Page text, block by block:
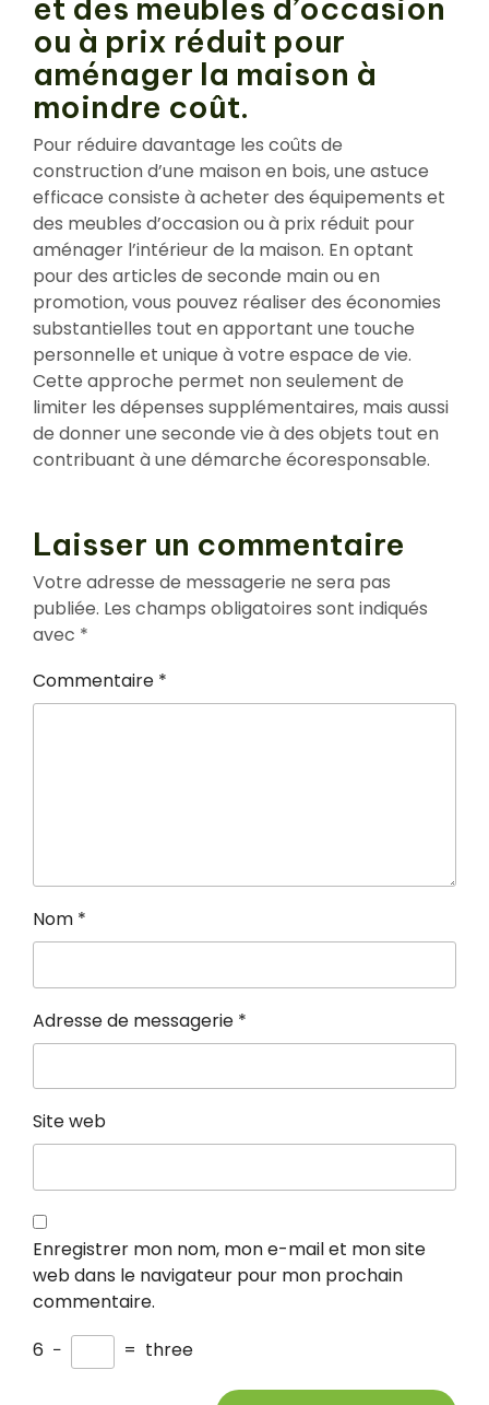
et des meubles d’occasion
ou à prix réduit pour
aménager la maison à
moindre coût.
Pour réduire davantage les coûts de
construction d’une maison en bois, une astuce
efficace consiste à acheter des équipements et
des meubles d’occasion ou à prix réduit pour
aménager l’intérieur de la maison. En optant
pour des articles de seconde main ou en
promotion, vous pouvez réaliser des économies
substantielles tout en apportant une touche
personnelle et unique à votre espace de vie.
Cette approche permet non seulement de
limiter les dépenses supplémentaires, mais aussi
de donner une seconde vie à des objets tout en
contribuant à une démarche écoresponsable.
Laisser un commentaire
Votre adresse de messagerie ne sera pas
publiée. Les champs obligatoires sont indiqués
avec *
Commentaire *
Nom *
Adresse de messagerie *
Site web
Enregistrer mon nom, mon e-mail et mon site
web dans le navigateur pour mon prochain
commentaire.
6 − = three